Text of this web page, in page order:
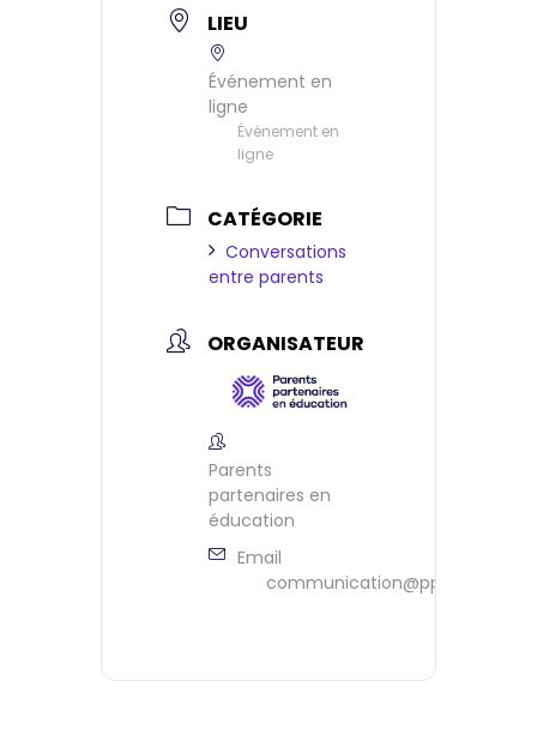
LIEU
Événement en
ligne
Événement en
ligne
CATÉGORIE
Conversations
entre parents
ORGANISATEUR
Parents
partenaires en
éducation
Email
communication@ppeontario.ca